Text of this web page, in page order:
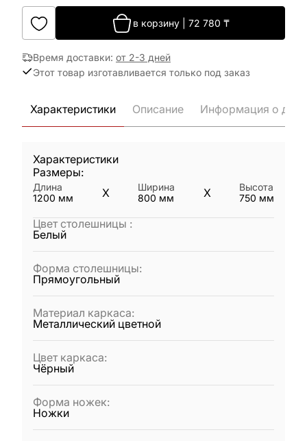
в корзину 72 780 ₸
Время доставки: от 2-3 дней
Этот товар изготавливается только под заказ
Характеристики Описание Информация о
Характеристики
Размеры:
Длина
1200 мм X
Ширина
800 мм X
Высота
750 мм
Цвет столешницы :
Белый
Форма столешницы:
Прямоугольный
Материал каркаса:
Металлический цветной
Цвет каркаса:
Чёрный
Форма ножек:
Ножки